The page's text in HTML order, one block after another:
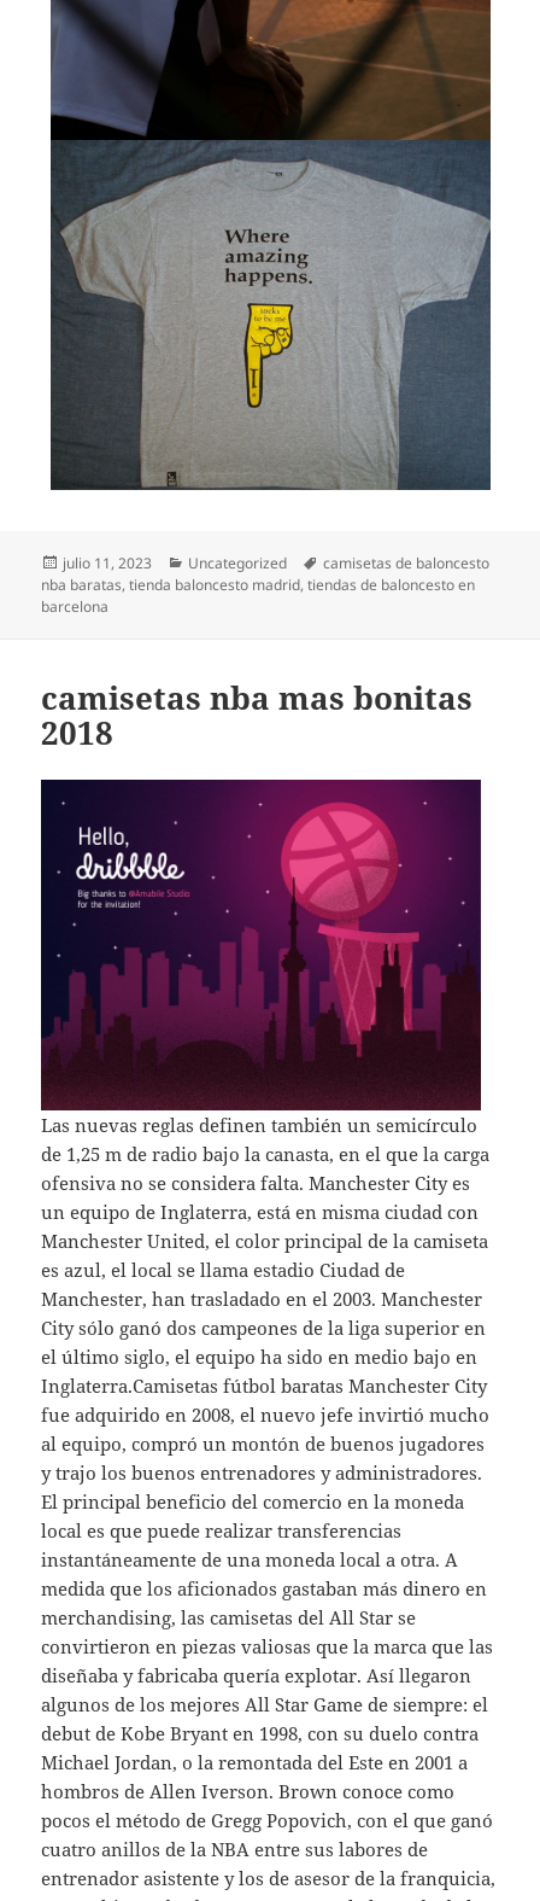
Publicado
el
julio 11, 2023 Categorías
Uncategorized Etiquetas
camisetas de baloncesto
nba baratas,tienda baloncesto madrid,tiendas de baloncesto en
barcelona
camisetas nba mas bonitas
2018
Las nuevas reglas definen también un semicírculo
de 1,25 m de radio bajo la canasta, en el que la carga
ofensiva no se considera falta. Manchester City es
un equipo de Inglaterra, está en misma ciudad con
Manchester United, el color principal de la camiseta
es azul, el local se llama estadio Ciudad de
Manchester, han trasladado en el 2003. Manchester
City sólo ganó dos campeones de la liga superior en
el último siglo, el equipo ha sido en medio bajo en
Inglaterra.Camisetas fútbol baratas Manchester City
fue adquirido en 2008, el nuevo jefe invirtió mucho
al equipo, compró un montón de buenos jugadores
y trajo los buenos entrenadores y administradores.
El principal beneficio del comercio en la moneda
local es que puede realizar transferencias
instantáneamente de una moneda local a otra. A
medida que los aficionados gastaban más dinero en
merchandising, las camisetas del All Star se
convirtieron en piezas valiosas que la marca que las
diseñaba y fabricaba quería explotar. Así llegaron
algunos de los mejores All Star Game de siempre: el
debut de Kobe Bryant en 1998, con su duelo contra
Michael Jordan, o la remontada del Este en 2001 a
hombros de Allen Iverson. Brown conoce como
pocos el método de Gregg Popovich, con el que ganó
cuatro anillos de la NBA entre sus labores de
entrenador asistente y los de asesor de la franquicia,